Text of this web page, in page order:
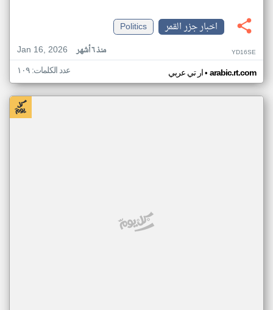
اخبار جزر القمر
Politics
Jan 16, 2026
منذ ٦ أشهر YD16SE
ار تي عربي• arabic.rt.com عدد الكلمات: ١٠٩